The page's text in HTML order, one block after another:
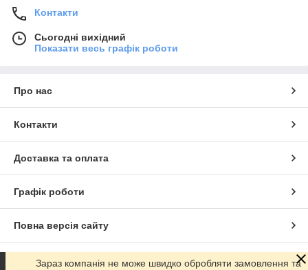
Контакти
Сьогодні вихідний
Показати весь графік роботи
Про нас
Контакти
Доставка та оплата
Графік роботи
Повна версія сайту
Сайт створено на маркетплейсі Prom.ua
Зараз компанія не може швидко обробляти замовлення та